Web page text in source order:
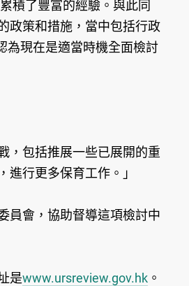
積了豐富的經驗。與此同
政策和措施，當中包括行政
為現在是適當時機全面檢討
，包括推展一些已展開的重
行更多保育工作。」
員會，協助督導這項檢討中
是www.ursreview.gov.hk 。